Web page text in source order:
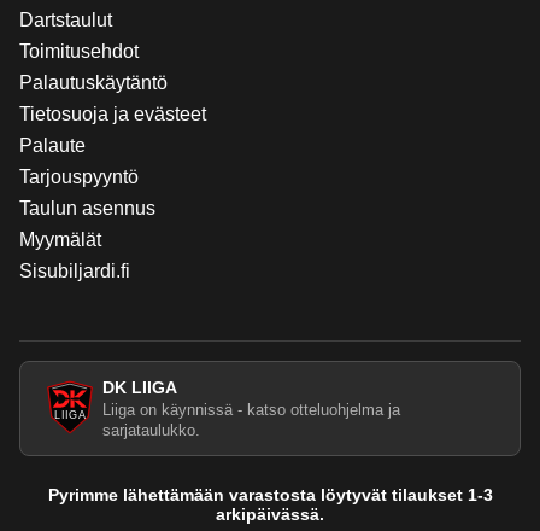
Dartstaulut
Toimitusehdot
Palautuskäytäntö
Tietosuoja ja evästeet
Palaute
Tarjouspyyntö
Taulun asennus
Myymälät
Sisubiljardi.fi
DK LIIGA
Liiga on käynnissä - katso otteluohjelma ja
sarjataulukko.
Pyrimme lähettämään varastosta löytyvät tilaukset 1-3
arkipäivässä.